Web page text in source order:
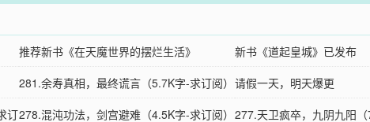
推荐新书《在天魔世界的摆烂生活》
新书《道起皇城》已发布
281.余寿真相，最终谎言（5.7K字-求订阅） 请假一天，明天爆更
订278.混沌功法，剑宫避难（4.5K字-求订阅） 277.天卫疯卒，九阴九阳